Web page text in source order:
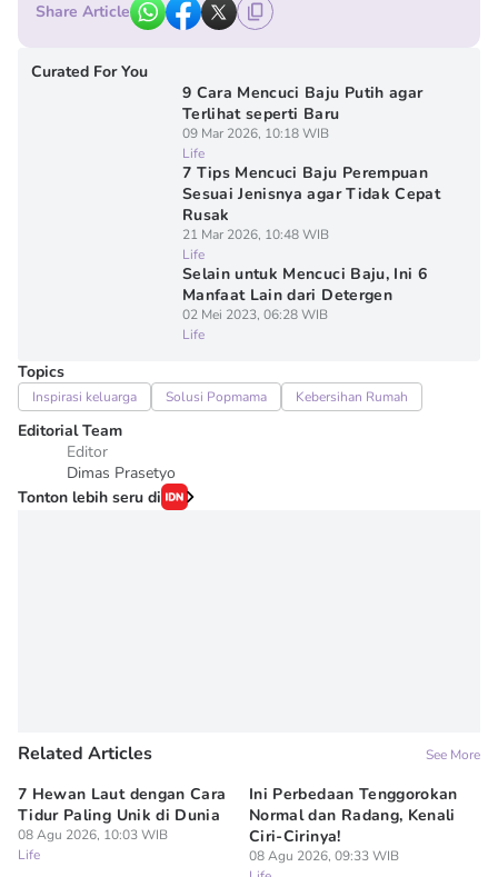
Share Article
Curated For You
9 Cara Mencuci Baju Putih agar
Terlihat seperti Baru
09 Mar 2026, 10:18 WIB
Life
7 Tips Mencuci Baju Perempuan
Sesuai Jenisnya agar Tidak Cepat
Rusak
21 Mar 2026, 10:48 WIB
Life
Selain untuk Mencuci Baju, Ini 6
Manfaat Lain dari Detergen
02 Mei 2023, 06:28 WIB
Life
Topics
Inspirasi keluarga Solusi Popmama Kebersihan Rumah
Editorial Team
Editor
Dimas Prasetyo
Tonton lebih seru di
Related Articles See More
7 Hewan Laut dengan Cara
Tidur Paling Unik di Dunia
08 Agu 2026, 10:03 WIB
Life
Ini Perbedaan Tenggorokan
Normal dan Radang, Kenali
Ciri-Cirinya!
08 Agu 2026, 09:33 WIB